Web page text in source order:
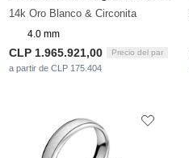
14k Oro Blanco & Circonita
4.0 mm
CLP 1.965.921,00 Precio del par
a partir de CLP 175.404